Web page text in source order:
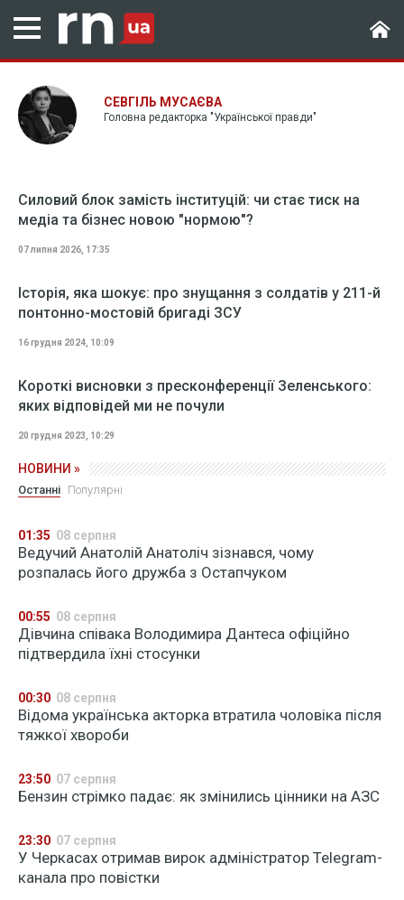
СЕВГІЛЬ МУСАЄВА
Головна редакторка "Української правди"
Силовий блок замість інституцій: чи стає тиск на
медіа та бізнес новою "нормою"?
07 липня 2026, 17:35
Історія, яка шокує: про знущання з солдатів у 211-й
понтонно-мостовій бригаді ЗСУ
16 грудня 2024, 10:09
Короткі висновки з пресконференції Зеленського:
яких відповідей ми не почули
20 грудня 2023, 10:29
НОВИНИ »
Останні Популярні
01:35 08 серпня
Ведучий Анатолій Анатоліч зізнався, чому
розпалась його дружба з Остапчуком
00:55 08 серпня
Дівчина співака Володимира Дантеса офіційно
підтвердила їхні стосунки
00:30 08 серпня
Відома українська акторка втратила чоловіка після
тяжкої хвороби
23:50 07 серпня
Бензин стрімко падає: як змінились цінники на АЗС
23:30 07 серпня
У Черкасах отримав вирок адміністратор Telegram-
канала про повістки